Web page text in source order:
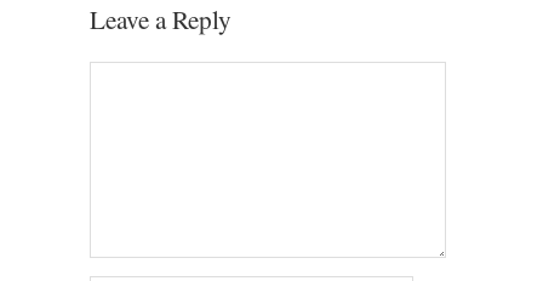
Leave a Reply